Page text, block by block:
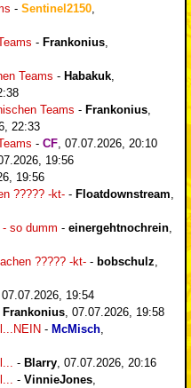
- Sentinel2150
- Frankonius
Teams - Habakuk
Teams - Frankonius
22:33
- CF 07.07.2026, 20:10
19:56
19:56
????? -kt- - Floatdownstream
so dumm - einergehtnochrein
????? -kt- - bobschulz
07.07.2026, 19:54
Frankonius 07.07.2026, 19:58
- McMisch
- Blarry 07.07.2026, 20:16
- VinnieJones